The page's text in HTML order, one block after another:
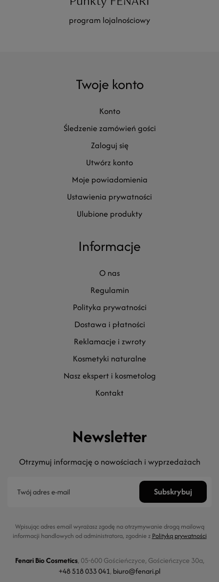
program lojalnościowy
Informacje
o nas
regulamin
polityka prywatności
dostawa i płatności
reklamacje i zwroty
kosmetyki naturalne
nasz ekspert i kosmetolog
kontakt
Newsletter
Otrzymuj informację o nowościach i wyprzedażach
Wpisując adres email wyrażasz zgodę na otrzymywanie drogą mailową
informacji handlowych od administratora, zgodnie z Polityką prywatności
Fenari Bio Cosmetics, 05-600 Gościeńczyce, Gościeńczyce 30a,
+48 518 033 041, biuro@fenari.pl
Twoje konto
konto
śledzenie zamówień gości
zaloguj się
utwórz konto
moje powiadomienia
ustawienia prywatności
ulubione produkty